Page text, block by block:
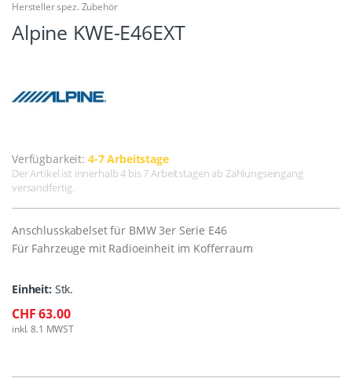
Hersteller spez. Zubehör
Alpine KWE-E46EXT
Verfügbarkeit: 4-7 Arbeitstage
Der Artikel ist innerhalb 4 bis 7 Arbeitstagen ab Zahlungseingang
versandfertig.
Anschlusskabelset für BMW 3er Serie E46
Für Fahrzeuge mit Radioeinheit im Kofferraum
Einheit: Stk.
CHF 63.00
inkl. 8.1 MWST